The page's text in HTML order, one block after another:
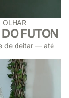
OLHAR
FUTON
de deitar — até